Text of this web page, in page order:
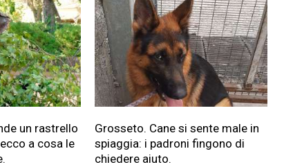
un rastrello
a cosa le
Grosseto. Cane si sente male in
spiaggia: i padroni fingono di
chiedere aiuto.